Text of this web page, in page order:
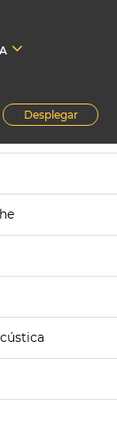
Desplegar